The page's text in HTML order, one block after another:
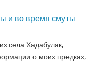
и во время смуты
села Хадабулак,
о моих предках,